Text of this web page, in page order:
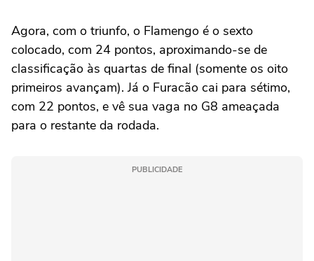
Agora, com o triunfo, o Flamengo é o sexto
colocado, com 24 pontos, aproximando-se de
classificação às quartas de final (somente os oito
primeiros avançam). Já o Furacão cai para sétimo,
com 22 pontos, e vê sua vaga no G8 ameaçada
para o restante da rodada.
PUBLICIDADE